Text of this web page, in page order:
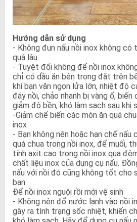
Hướng dẫn sử dụng
- Không đun nấu nồi inox không
quá lâu
- Tuyệt đối không để nồi inox
chỉ có dầu ăn bên trong đặt trên
khi bạn vặn ngọn lửa lớn, nhiệt độ
đáy nồi, chảo nhanh bị vàng ố,
giảm độ bền, khó làm sạch sau khi
-Giảm chế biến các món ăn quá
inox
- Bạn không nên hoặc hạn chế nấu
quá chua trong nồi inox, để muối,
tính axit cao trong nồi inox qua
chất liệu inox của dụng cụ nấu.
nấu với nồi đó cũng không tốt cho
bạn.
Để nồi inox nguội rồi mới vệ sinh
- Không nên đổ nước lạnh vào nồi
gây ra tình trạng sốc nhiệt, khiến